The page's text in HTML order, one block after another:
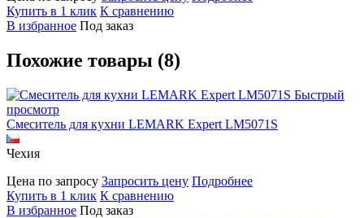
Купить в 1 клик К сравнению
В избранное Под заказ
Похожие товары (8)
Быстрый
просмотр
Смеситель для кухни LEMARK Expert LM5071S
Чехия
Цена по запросу Запросить цену Подробнее
Купить в 1 клик К сравнению
В избранное Под заказ